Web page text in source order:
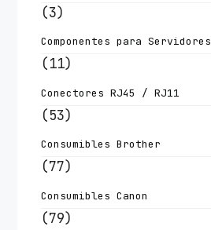
(3)
Componentes para Servidores
(11)
Conectores RJ45 / RJ11
(53)
Consumibles Brother
(77)
Consumibles Canon
(79)